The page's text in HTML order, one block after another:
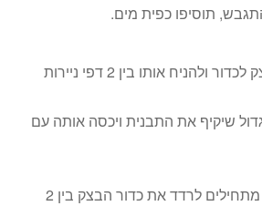
תוסיפו כפית מים.
ללוש את מצרכי הבצק לכדור ולהניח אותו בין 2 דפי ניירות
שיקיף את התבנית ויכסה אותה עם
"טיפ" לרידוד הבצק: מתחילים לרדד את כדור הבצק בין 2